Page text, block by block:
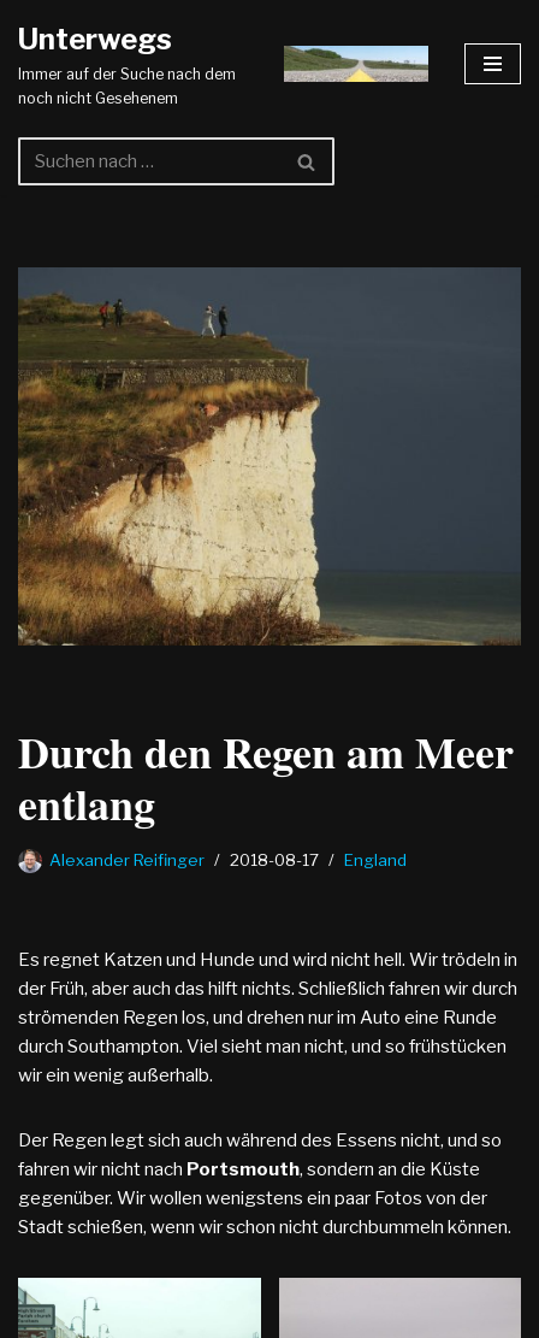
Zum
Inhalt
Unterwegs
Immer auf der Suche nach dem
noch nicht Gesehenem
Durch den Regen am Meer
entlang
Alexander Reifinger 2018-08-17 England
Es regnet Katzen und Hunde und wird nicht hell. Wir trödeln in
der Früh, aber auch das hilft nichts. Schließlich fahren wir durch
strömenden Regen los, und drehen nur im Auto eine Runde
durch Southampton. Viel sieht man nicht, und so frühstücken
wir ein wenig außerhalb.
Der Regen legt sich auch während des Essens nicht, und so
fahren wir nicht nach Portsmouth, sondern an die Küste
gegenüber. Wir wollen wenigstens ein paar Fotos von der
Stadt schießen, wenn wir schon nicht durchbummeln können.